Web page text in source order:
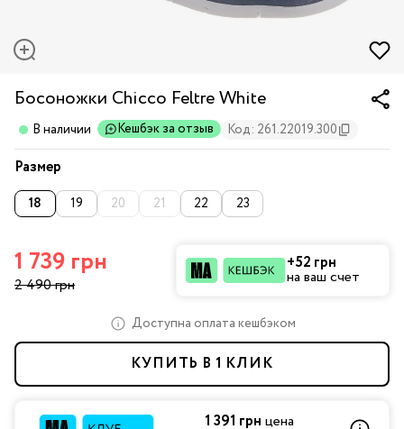
Босоножки Chicco Feltre White
В наличии Кешбэк за отзыв Код: 261.22019.300
Размер
18 19 20 21 22 23
1 739 грн
2 490 грн
+52 грн
на ваш счет
Доступна оплата кешбэком
КУПИТЬ В 1 КЛИК
1 391 грн цена